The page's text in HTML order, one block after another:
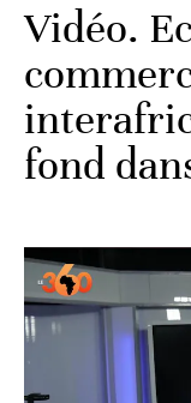
Vidéo.
fond